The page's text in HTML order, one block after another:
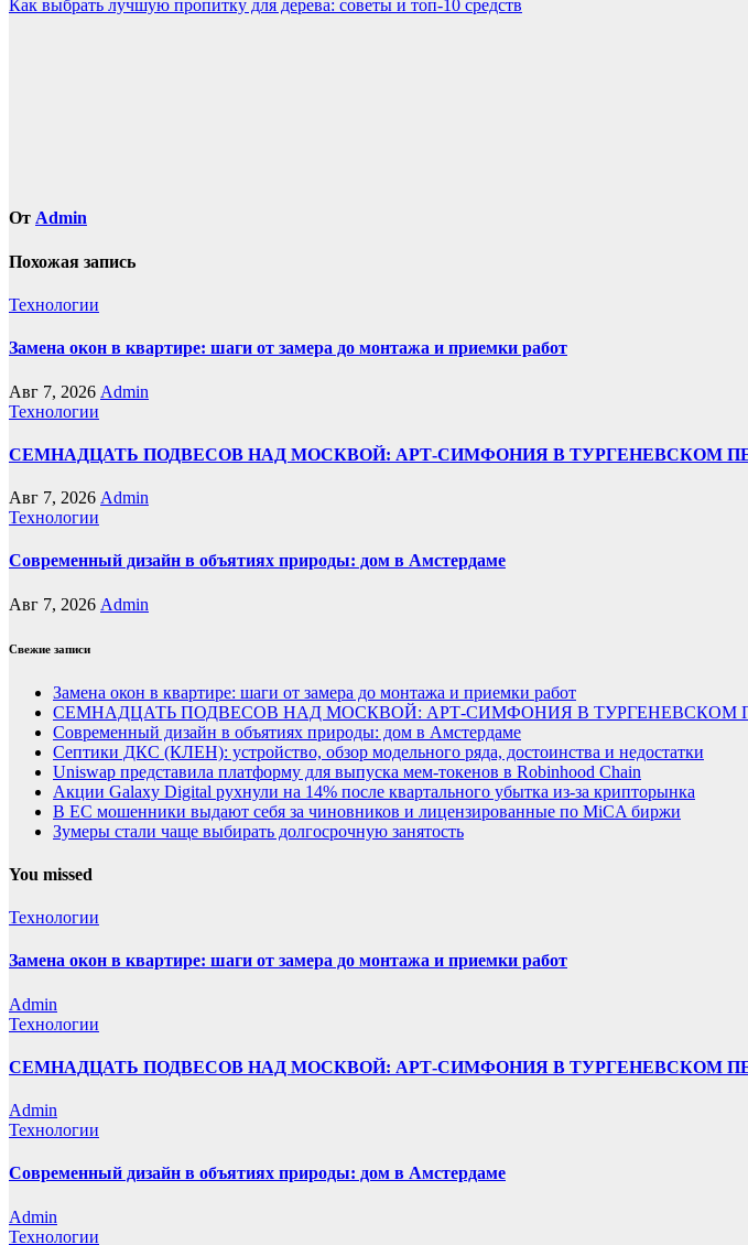
по
Как выбрать лучшую пропитку для дерева: советы и топ-10 средств
От Admin
Похожая запись
Технологии
Замена окон в квартире: шаги от замера до монтажа и приемки работ
Авг 7, 2026 Admin
Технологии
СЕМНАДЦАТЬ ПОДВЕСОВ НАД МОСКВОЙ: АРТ-СИМФОНИЯ В ТУРГЕНЕВСКОМ
Авг 7, 2026 Admin
Технологии
Современный дизайн в объятиях природы: дом в Амстердаме
Авг 7, 2026 Admin
Свежие записи
Замена окон в квартире: шаги от замера до монтажа и приемки работ
СЕМНАДЦАТЬ ПОДВЕСОВ НАД МОСКВОЙ: АРТ-СИМФОНИЯ В ТУРГЕНЕВСКОМ
Современный дизайн в объятиях природы: дом в Амстердаме
Септики ДКС (КЛЕН): устройство, обзор модельного ряда, достоинства и недостатки
Uniswap представила платформу для выпуска мем-токенов в Robinhood Chain
Акции Galaxy Digital рухнули на 14% после квартального убытка из-за крипторынка
В ЕС мошенники выдают себя за чиновников и лицензированные по MiCA биржи
Зумеры стали чаще выбирать долгосрочную занятость
You missed
Технологии
Замена окон в квартире: шаги от замера до монтажа и приемки работ
Admin
Технологии
СЕМНАДЦАТЬ ПОДВЕСОВ НАД МОСКВОЙ: АРТ-СИМФОНИЯ В ТУРГЕНЕВСКОМ
Admin
Технологии
Современный дизайн в объятиях природы: дом в Амстердаме
Admin
Технологии